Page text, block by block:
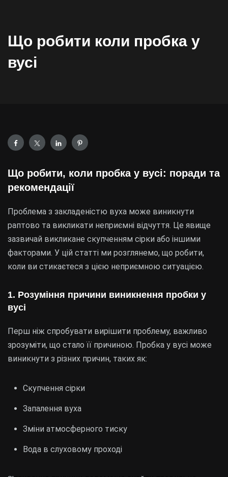
Що робити коли пробка у
вусі
Що робити, коли пробка у вусі: поради та
рекомендації
Проблема з закладеністю вуха може виникнути
раптово та викликати неприємні відчуття. Це явище
зазвичай викликане скупченням сірки або іншими
факторами. У цій статті ми розглянемо, що робити,
коли ви стикаєтеся з цією неприємною ситуацією.
1. Розуміння причини виникнення пробки у
вусі
Перш ніж спробувати вирішити проблему, важливо
зрозуміти, що стало її причиною. Пробка у вусі може
виникнути з різних причин, таких як:
Скупчення сірки
Запалення вуха
Зміни атмосферного тиску
Вода в слуховому проході